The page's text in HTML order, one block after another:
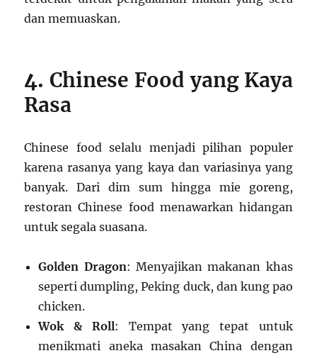
dan memuaskan.
4.Chinese Food yang Kaya
Rasa
Chinese food selalu menjadi pilihan populer
karena rasanya yang kaya dan variasinya yang
banyak. Dari dim sum hingga mie goreng,
restoran Chinese food menawarkan hidangan
untuk segala suasana.
Golden Dragon: Menyajikan makanan khas
seperti dumpling, Peking duck, dan kung pao
chicken.
Wok & Roll: Tempat yang tepat untuk
menikmati aneka masakan China dengan